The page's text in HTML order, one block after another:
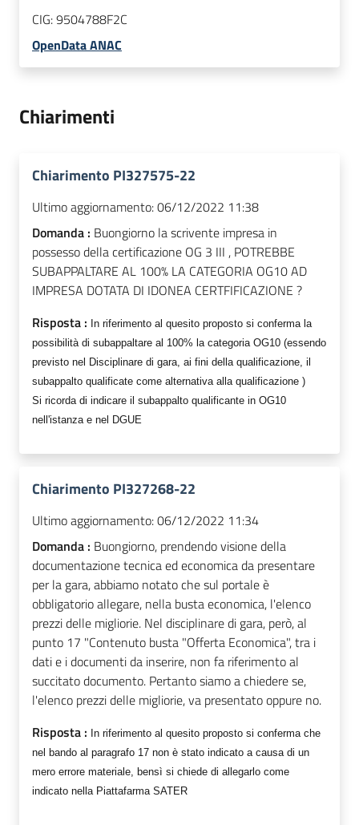
CIG:9504788F2C
OpenData ANAC
Chiarimenti
Chiarimento PI327575-22
Ultimo aggiornamento:06/12/2022 11:38
Domanda : Buongiorno la scrivente impresa in
possesso della certificazione OG 3 III , POTREBBE
SUBAPPALTARE AL 100% LA CATEGORIA OG10 AD
IMPRESA DOTATA DI IDONEA CERTFIFICAZIONE ?
Risposta : In riferimento al quesito proposto si conferma la
possibilità di subappaltare al 100% la categoria OG10 (essendo
previsto nel Disciplinare di gara, ai fini della qualificazione, il
subappalto qualificate come alternativa alla qualificazione )
Si ricorda di indicare il subappalto qualificante in OG10
nell'istanza e nel DGUE
Chiarimento PI327268-22
Ultimo aggiornamento:06/12/2022 11:34
Domanda : Buongiorno, prendendo visione della
documentazione tecnica ed economica da presentare
per la gara, abbiamo notato che sul portale è
obbligatorio allegare, nella busta economica, l'elenco
prezzi delle migliorie. Nel disciplinare di gara, però, al
punto 17 "Contenuto busta "Offerta Economica", tra i
dati e i documenti da inserire, non fa riferimento al
succitato documento. Pertanto siamo a chiedere se,
l'elenco prezzi delle migliorie, va presentato oppure no.
Risposta : In riferimento al quesito proposto si conferma che
nel bando al paragrafo 17 non è stato indicato a causa di un
mero errore materiale, bensì si chiede di allegarlo come
indicato nella Piattafarma SATER